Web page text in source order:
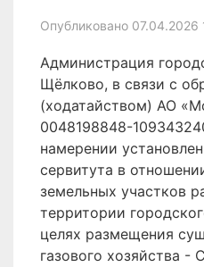
Опубликовано 07.04.2026
Администрация
Щёлково, в связи с
(ходатайством) АО
0048198848-
намерении
сервитута в
земельных участков
территории
целях размещения
газового хозяйства -